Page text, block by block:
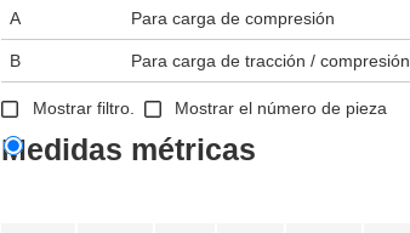
A Para carga de compresión
B Para carga de tracción / compresión
Mostrar filtro. Mostrar el número de pieza
Medidas métricas